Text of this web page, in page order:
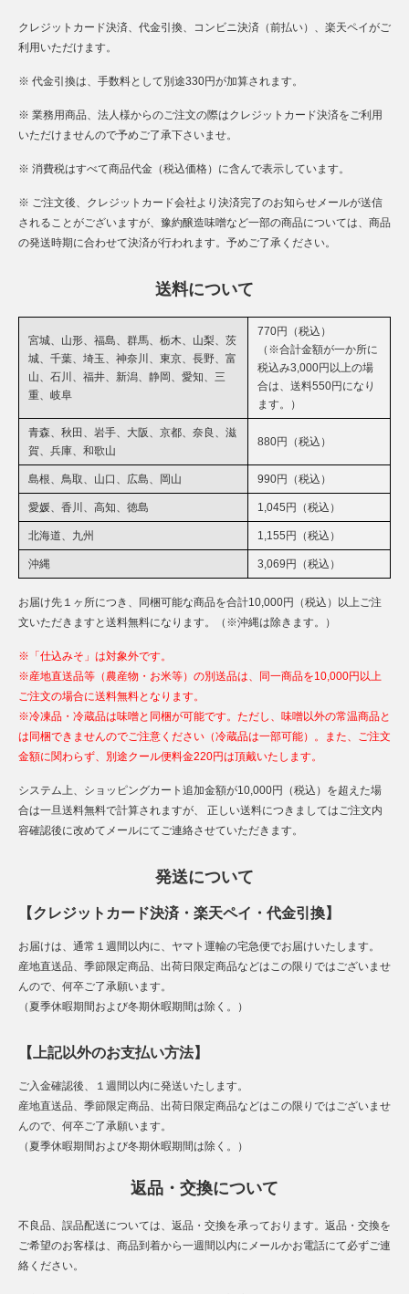
クレジットカード決済、代金引換、コンビニ決済（前払い）、楽天ペイがご
利用いただけます。
※ 代金引換は、手数料として別途330円が加算されます。
※ 業務用商品、法人様からのご注文の際はクレジットカード決済をご利用
いただけませんので予めご了承下さいませ。
※ 消費税はすべて商品代金（税込価格）に含んで表示しています。
※ ご注文後、クレジットカード会社より決済完了のお知らせメールが送信
されることがございますが、豫約醸造味噌など一部の商品については、商品
の発送時期に合わせて決済が行われます。予めご了承ください。
送料について
宮城、山形、福島、群馬、栃木、山梨、茨
城、千葉、埼玉、神奈川、東京、長野、富
山、石川、福井、新潟、静岡、愛知、三
重、岐阜
770円（税込）
（※合計金額が一か所に
税込み3,000円以上の場
合は、送料550円になり
ます。）
青森、秋田、岩手、大阪、京都、奈良、滋
賀、兵庫、和歌山
880円（税込）
島根、鳥取、山口、広島、岡山 990円（税込）
愛媛、香川、高知、徳島 1,045円（税込）
北海道、九州 1,155円（税込）
沖縄 3,069円（税込）
お届け先１ヶ所につき、同梱可能な商品を合計10,000円（税込）以上ご注
文いただきますと送料無料になります。（※沖縄は除きます。）
※「仕込みそ」は対象外です。
※産地直送品等（農産物・お米等）の別送品は、同一商品を10,000円以上
ご注文の場合に送料無料となります。
※冷凍品・冷蔵品は味噌と同梱が可能です。ただし、味噌以外の常温商品と
は同梱できませんのでご注意ください（冷蔵品は一部可能）。また、ご注文
金額に関わらず、別途クール便料金220円は頂戴いたします。
システム上、ショッピングカート追加金額が10,000円（税込）を超えた場
合は一旦送料無料で計算されますが、 正しい送料につきましてはご注文内
容確認後に改めてメールにてご連絡させていただきます。
発送について
【クレジットカード決済・楽天ペイ・代金引換】
お届けは、通常１週間以内に、ヤマト運輸の宅急便でお届けいたします。
産地直送品、季節限定商品、出荷日限定商品などはこの限りではございませ
んので、何卒ご了承願います。
（夏季休暇期間および冬期休暇期間は除く。）
【上記以外のお支払い方法】
ご入金確認後、１週間以内に発送いたします。
産地直送品、季節限定商品、出荷日限定商品などはこの限りではございませ
んので、何卒ご了承願います。
（夏季休暇期間および冬期休暇期間は除く。）
返品・交換について
不良品、誤品配送については、返品・交換を承っております。返品・交換を
ご希望のお客様は、商品到着から一週間以内にメールかお電話にて必ずご連
絡ください。